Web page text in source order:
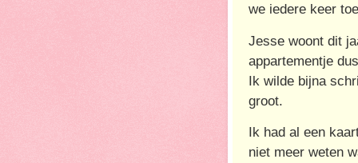
we iedere keer
Jesse woont dit
appartementje
Ik wilde bijna
groot.
Ik had al een
niet meer weten